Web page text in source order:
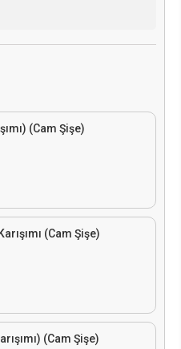
(Cam Şişe)
(Cam Şişe)
(Cam Şişe)